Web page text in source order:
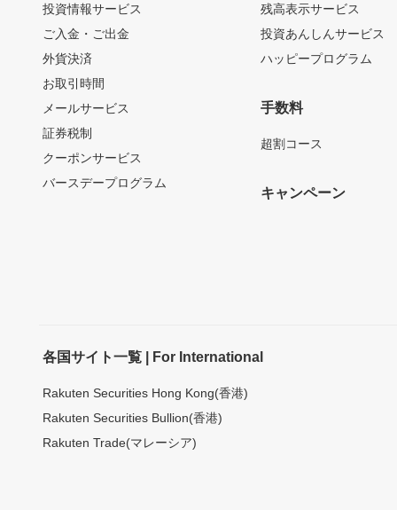
投資情報サービス
ご入金・ご出金
外貨決済
お取引時間
メールサービス
証券税制
クーポンサービス
バースデープログラム
残高表示サービス
投資あんしんサービス
ハッピープログラム
手数料
超割コース
キャンペーン
各国サイト一覧 | For International
Rakuten Securities Hong Kong(香港)
Rakuten Securities Bullion(香港)
Rakuten Trade(マレーシア)